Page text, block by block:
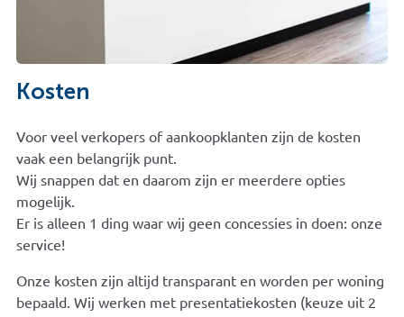
Kosten
Voor veel verkopers of aankoopklanten zijn de kosten
vaak een belangrijk punt.
Wij snappen dat en daarom zijn er meerdere opties
mogelijk.
Er is alleen 1 ding waar wij geen concessies in doen: onze
service!
Onze kosten zijn altijd transparant en worden per woning
bepaald. Wij werken met presentatiekosten (keuze uit 2